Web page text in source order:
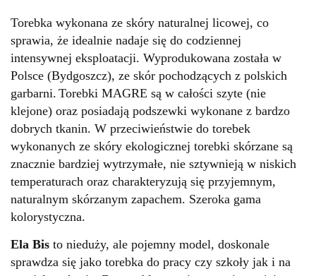
Torebka wykonana ze skóry naturalnej licowej, co
sprawia, że idealnie nadaje się do codziennej
intensywnej eksploatacji. Wyprodukowana została w
Polsce (Bydgoszcz), ze skór pochodzących z polskich
garbarni. Torebki MAGRE są w całości szyte (nie
klejone) oraz posiadają podszewki wykonane z bardzo
dobrych tkanin. W przeciwieństwie do torebek
wykonanych ze skóry ekologicznej torebki skórzane są
znacznie bardziej wytrzymałe, nie sztywnieją w niskich
temperaturach oraz charakteryzują się przyjemnym,
naturalnym skórzanym zapachem. Szeroka gama
kolorystyczna.
Ela Bis to nieduży, ale pojemny model, doskonale
sprawdza się jako torebka do pracy czy szkoły jak i na